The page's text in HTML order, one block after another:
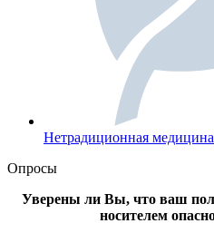
Нетрадиционная медицина
Опросы
Уверены ли Вы, что ваш
носителем